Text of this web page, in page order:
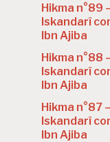
Hikma n°89
Iskandarî
Ibn Ajiba
Hikma n°88
Iskandarî
Ibn Ajiba
Hikma n°87
Iskandarî
Ibn Ajiba